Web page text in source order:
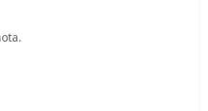
je 5 z 5 hvězdiček.